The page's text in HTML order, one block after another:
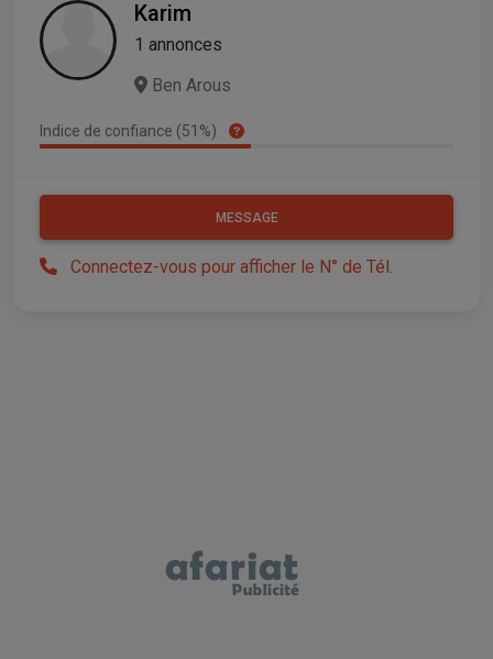
Karim
1 annonces
Ben Arous
Indice de confiance (51%)
MESSAGE
Connectez-vous pour afficher le N° de Tél.